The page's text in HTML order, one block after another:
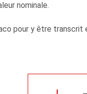
nominale.
pour y être